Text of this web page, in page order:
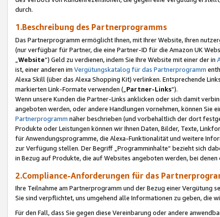
durch.
1.Beschreibung des Partnerprogramms
Das Partnerprogramm ermöglicht Ihnen, mit Ihrer Website, Ihren
(nur verfügbar für Partner, die eine Partner-ID für die Amazon UK
Website“) Geld zu verdienen, indem Sie Ihre Website mit einer der in
ist, einer anderen im Vergütungskatalog für das Partnerprogramm
Alexa Skill (über das Alexa Shopping Kit) verlinken. Entsprechende
markierten Link-Formate verwenden („ Partner-Links“).
Wenn unsere Kunden die Partner-Links anklicken oder sich damit
angeboten werden, oder andere Handlungen vornehmen, können Sie
Partnerprogramm näher beschrieben (und vorbehaltlich der dort
Produkte oder Leistungen können wir Ihnen Daten, Bilder, Texte,
für Anwendungsprogramme, die Alexa-Funktionalität und weitere
zur Verfügung stellen. Der Begriff „Programminhalte“ bezieht sich
in Bezug auf Produkte, die auf Websites angeboten werden, bei
2.Compliance-Anforderungen für das
Ihre Teilnahme am Partnerprogramm und der Bezug einer Vergütung
Sie sind verpflichtet, uns umgehend alle Informationen zu geben, die
Für den Fall, dass Sie gegen diese Vereinbarung oder andere